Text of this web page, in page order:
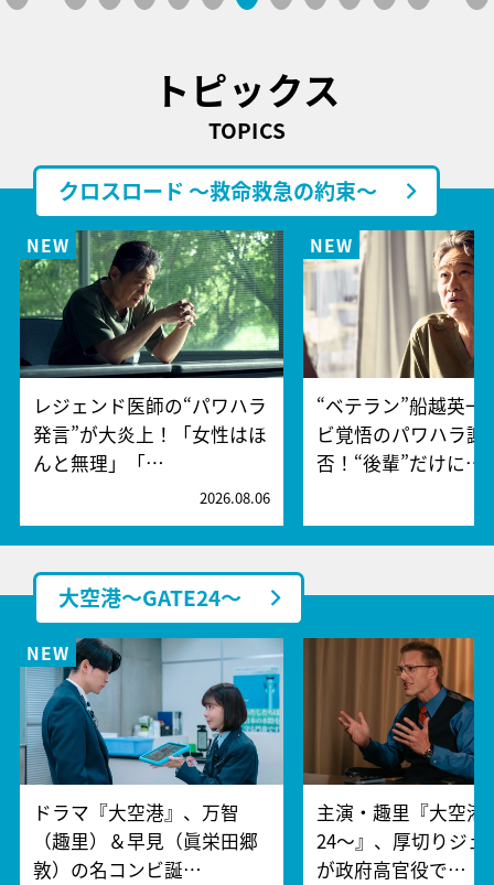
トピックス
TOPICS
クロスロード ～救命救急の約束～
レジェンド医師の“パワハラ
発言”が大炎上！「女性はほ
んと無理」「…
2026.08.06
“ベテラン”船越英一
ビ覚悟のパワハラ謝
否！“後輩”だけに…
大空港～GATE24～
ドラマ『大空港』、万智
（趣里）＆早見（眞栄田郷
敦）の名コンビ誕…
主演・趣里『大空港
24～』、厚切りジェ
が政府高官役で…